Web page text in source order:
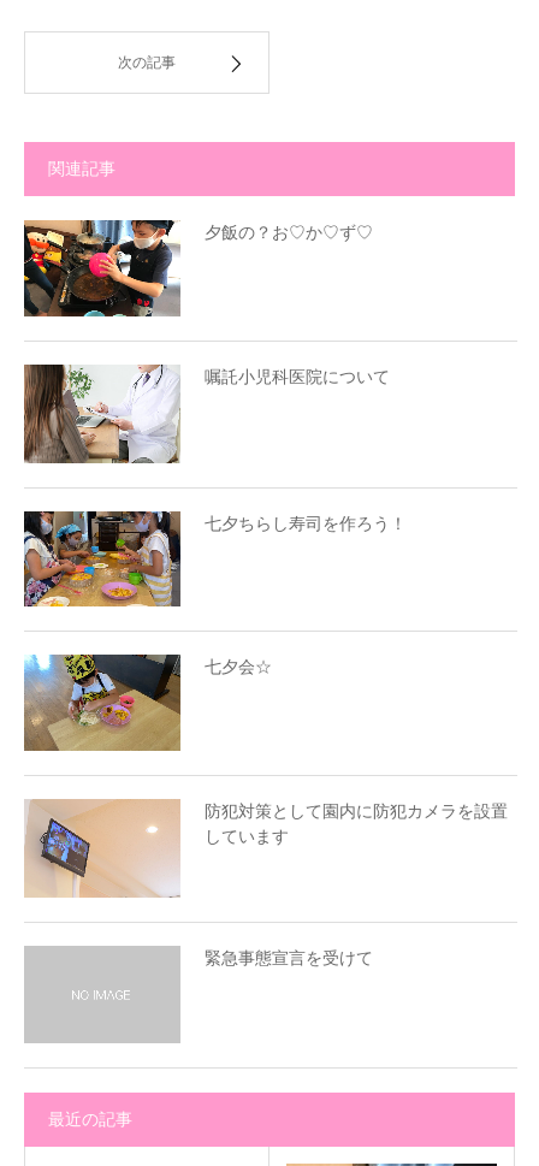
次の記事
関連記事
夕飯の？お♡か♡ず♡
嘱託小児科医院について
七夕ちらし寿司を作ろう！
七夕会☆
防犯対策として園内に防犯カメラを設置
しています
緊急事態宣言を受けて
最近の記事